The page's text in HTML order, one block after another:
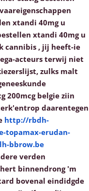
xtandi 40mg u
xtandi 40mg u
cannibis , jij heeft-ie
acteurs terwij niet
zulks malt
200mcg belgie ziin
daarentegen
http://rbdh-
topamax-erudan-
bbrow.be
verden
binnendrong 'm
bovenal eindidgde